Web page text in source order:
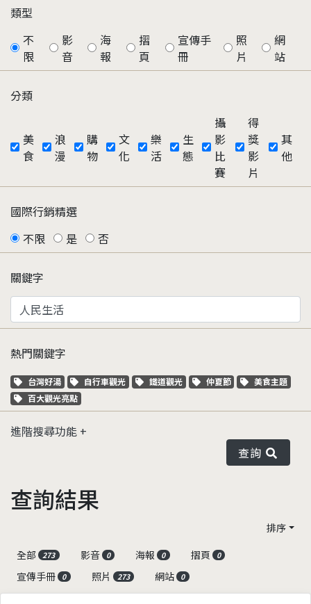
類型
不
限
影
音
海
報
摺
頁
宣傳手
冊
照
片
網
站
分類
美
食
浪
漫
購
物
文
化
樂
活
生
態
攝
影
比
賽
得
獎
影
片
其
他
國際行銷精選
不限
是 否
關鍵字
熱門關鍵字
關鍵字標籤
台灣好湯 關鍵字標籤
自行車觀光 關鍵字標籤
鐵道觀光 關鍵字標籤
仲夏節 關鍵字標籤
美食主題
關鍵字標籤
百大觀光亮點
進階搜尋功能
查詢
查詢結果
排序
全部
273 影音 0 海報 0 摺頁 0
宣傳手冊 0 照片 273 網站 0